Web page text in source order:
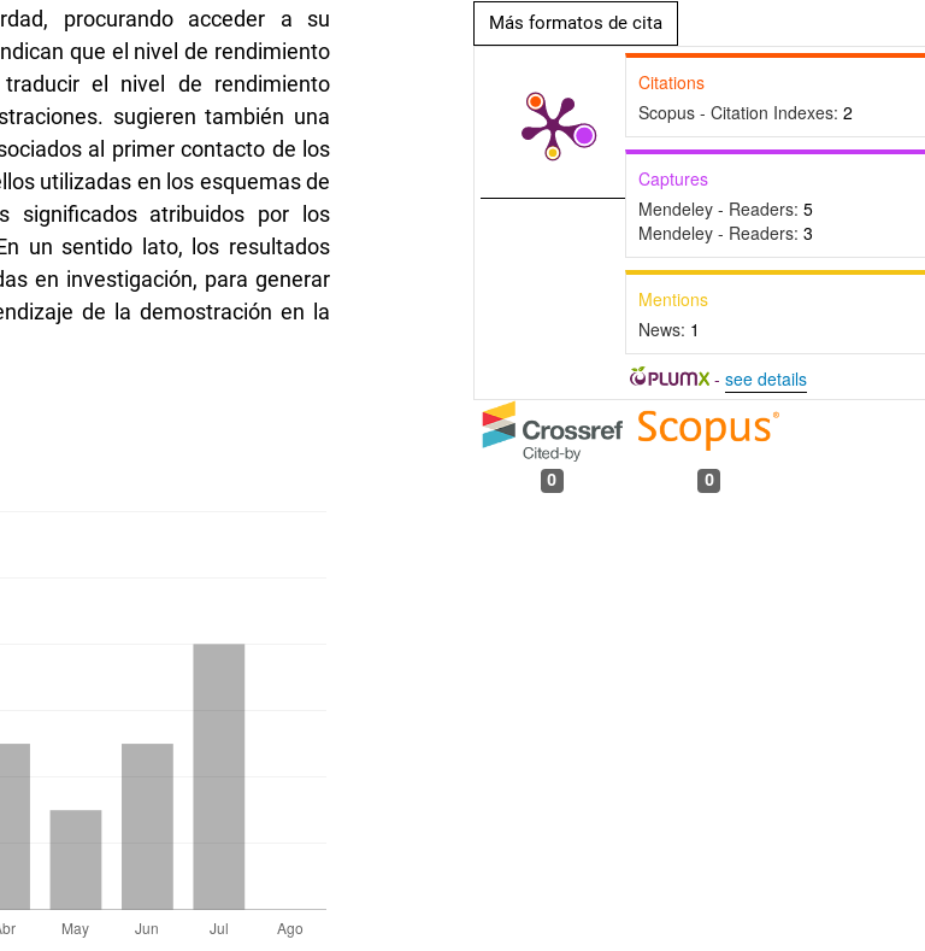
procurando acceder a su
que el nivel de rendimiento
el nivel de rendimiento
sugieren también una
al primer contacto de los
utilizadas en los esquemas de
significados atribuidos por los
un sentido lato, los resultados
en investigación, para generar
de la demostración en la
Más formatos de cita
Citations
Scopus - Citation Indexes: 2
Captures
Mendeley - Readers: 5
Mendeley - Readers: 3
Mentions
News: 1
- see details
0 0